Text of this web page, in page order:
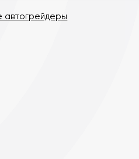
автогрейдеры